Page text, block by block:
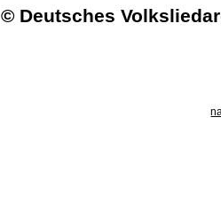
© Deutsches